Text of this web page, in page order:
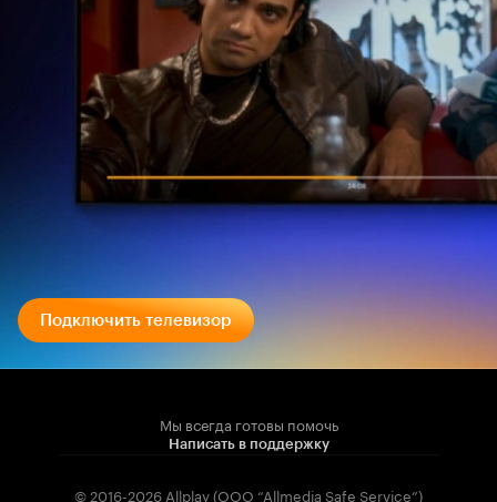
Подключить телевизор
Мы всегда готовы помочь
Написать в поддержку
© 2016-2026 Allplay (OOO “Allmedia Safe Service”)